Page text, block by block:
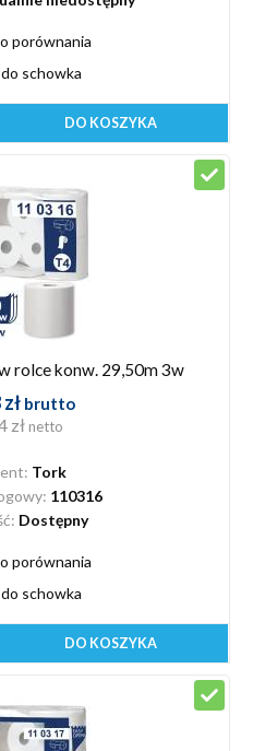
porównania
schowka
DO KOSZYKA
rolce konw. 29,50m 3w
brutto
zł netto
Tork
110316
Dostępny
porównania
schowka
DO KOSZYKA